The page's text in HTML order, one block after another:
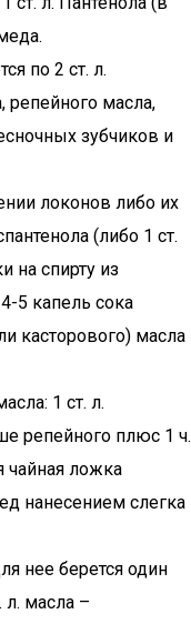
по 2 ст. л.
репейного масла,
зубчиков и
локонов либо их
(либо 1 ст.
на спирту из
5 капель сока
касторового) масла
1 ст. л.
репейного плюс 1 ч.
чайная ложка
нанесением слегка
нее берется один
масла –